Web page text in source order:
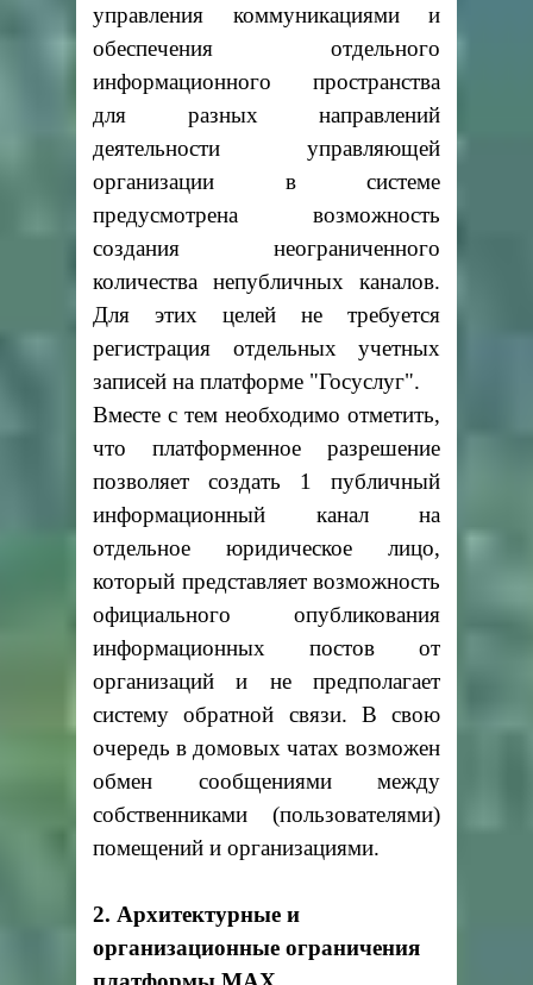
управления коммуникациями и
обеспечения отдельного
информационного пространства
для разных направлений
деятельности управляющей
организации в системе
предусмотрена возможность
создания неограниченного
количества непубличных каналов.
Для этих целей не требуется
регистрация отдельных учетных
записей на платформе "Госуслуг".
Вместе с тем необходимо отметить,
что платформенное разрешение
позволяет создать 1 публичный
информационный канал на
отдельное юридическое лицо,
который представляет возможность
официального опубликования
информационных постов от
организаций и не предполагает
систему обратной связи. В свою
очередь в домовых чатах возможен
обмен сообщениями между
собственниками (пользователями)
помещений и организациями.
2. Архитектурные и
организационные ограничения